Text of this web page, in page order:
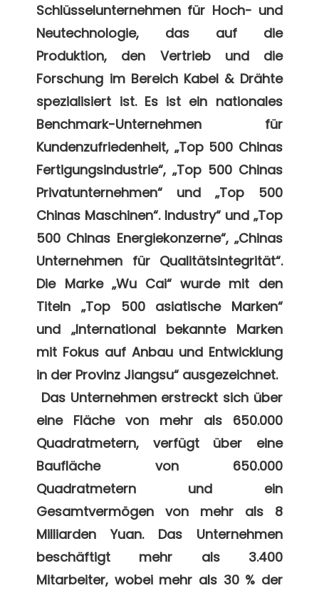
Schlüsselunternehmen für Hoch- und
Neutechnologie, das auf die
Produktion, den Vertrieb und die
Forschung im Bereich Kabel & Drähte
spezialisiert ist. Es ist ein nationales
Benchmark-Unternehmen für
Kundenzufriedenheit, „Top 500 Chinas
Fertigungsindustrie“, „Top 500 Chinas
Privatunternehmen“ und „Top 500
Chinas Maschinen“. Industry“ und „Top
500 Chinas Energiekonzerne“, „Chinas
Unternehmen für Qualitätsintegrität“.
Die Marke „Wu Cai“ wurde mit den
Titeln „Top 500 asiatische Marken“
und „International bekannte Marken
mit Fokus auf Anbau und Entwicklung
in der Provinz Jiangsu“ ausgezeichnet.
eine Fläche von mehr als 650.000
Quadratmetern, verfügt über eine
Baufläche von 650.000
Quadratmetern und ein
Gesamtvermögen von mehr als 8
Milliarden Yuan. Das Unternehmen
beschäftigt mehr als 3.400
Mitarbeiter, wobei mehr als 30 % der